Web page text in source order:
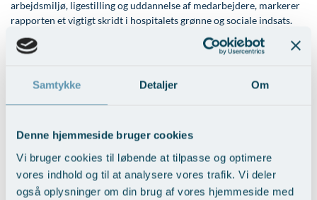
Samtykke Detaljer Om
Denne hjemmeside bruger cookies
Vi bruger cookies til løbende at tilpasse og optimere
vores indhold og til at analysere vores trafik. Vi deler
også oplysninger om din brug af vores hjemmeside med
Plastikkirurgi (rekonstruktiv)
Søvn
Ultralydsscanning
Urologi (Urinvejssygdomme)
Øre-næse-hals
Intim konturering/foryngelse
Kæbekirurgi
Før / efter billeder
Rygepolitik
Standardbetingelser for privatbetalte
operationer
Ventetid i det offentlige - Frit sygehusvalg
arbejdsmiljø, ligestilling og uddannelse af medarbejdere, markerer
rapporten et vigtigt skridt i hospitalets grønne og sociale indsats.
ESG-rapporten omfatter blandt andet:
Energiforbrug og drivhusgasudledning
Cirkulær økonomi og affald
Biodiversitet og vandforbrug
Etiske retningslinjer og virksomhedsadfærd
AROS Privathospital huser 17 specialer og har tilknyttet både
fastansatte og speciallæger – i alt over 60 fagpersoner – hvilket
skaber et solidt fundament for at arbejde med både bæredygtighed